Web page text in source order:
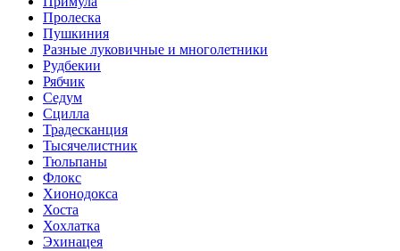
Пролеска
Пушкиния
Разные луковичные и многолетники
Рудбекии
Рябчик
Седум
Сцилла
Традесканция
Тысячелистник
Тюльпаны
Флокс
Хионодокса
Хоста
Хохлатка
Эхинацея